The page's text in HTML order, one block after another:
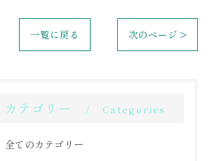
一覧に戻る 次のページ >
カテゴリー Categories
全てのカテゴリー